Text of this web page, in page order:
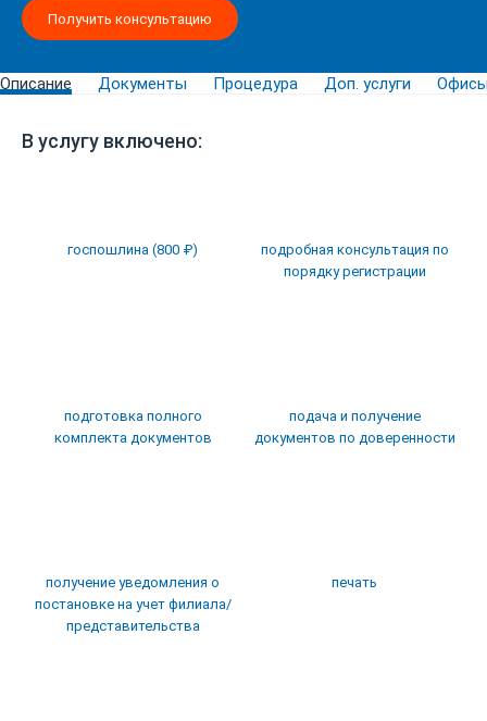
Получить консультацию
Описание Документы Процедура Доп. услуги
В услугу включено:
госпошлина (800 ₽)
подробная консультация по
порядку регистрации
подготовка полного
комплекта документов
подача и получение
документов по доверенности
получение уведомления о
постановке на учет филиала/
представительства
печать